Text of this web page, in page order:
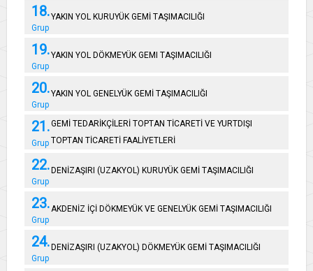
18.
Grup
YAKIN YOL KURUYÜK GEMİ TAŞIMACILIĞI
19.
Grup
YAKIN YOL DÖKMEYÜK GEMI TAŞIMACILIĞI
20.
Grup
YAKIN YOL GENELYÜK GEMİ TAŞIMACILIĞI
21.
Grup
GEMİ TEDARİKÇİLERİ TOPTAN TİCARETİ VE YURTDIŞI
TOPTAN TİCARETİ FAALİYETLERİ
22.
Grup
DENİZAŞIRI (UZAKYOL) KURUYÜK GEMİ TAŞIMACILIĞI
23.
Grup
AKDENİZ İÇİ DÖKMEYÜK VE GENELYÜK GEMİ TAŞIMACILIĞI
24.
Grup
DENİZAŞIRI (UZAKYOL) DÖKMEYÜK GEMİ TAŞIMACILIĞI